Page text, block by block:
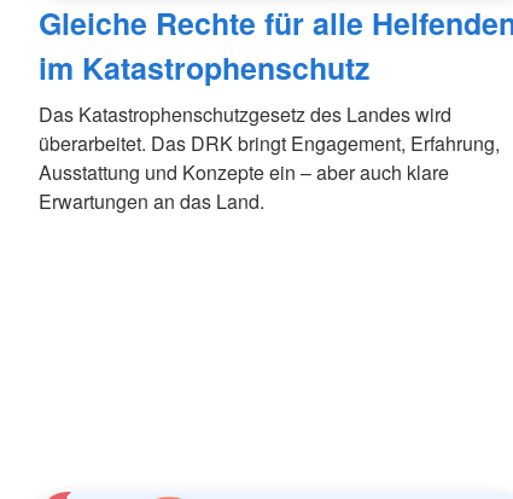
Gleiche Rechte für alle
im Katastrophenschutz
Das Katastrophenschutzgesetz des Landes wird
überarbeitet. Das DRK bringt Engagement, Erfahrung,
Ausstattung und Konzepte ein – aber auch klare
Erwartungen an das Land.